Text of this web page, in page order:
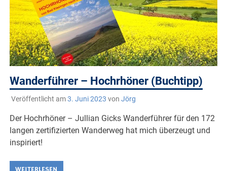
Wanderführer – Hochrhöner (Buchtipp)
Veröffentlicht am3. Juni 2023 von Jörg
Der Hochrhöner – Jullian Gicks Wanderführer für den 172
langen zertifizierten Wanderweg hat mich überzeugt und
inspiriert!